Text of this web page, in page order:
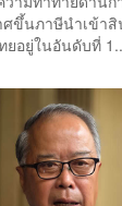
ขึ้นภาษีนำเข้าสิ
ยอยู่ในอันดับที่